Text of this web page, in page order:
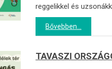
reggelikkel és
Bővebben...
TAVASZI